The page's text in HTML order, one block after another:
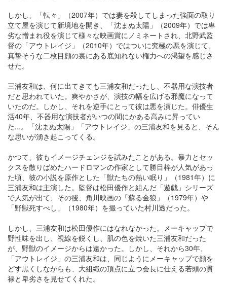
しかし、「転々」（2007年）では妻を殺してしまった強面の取り
立て屋を演じて新境地を開き、「沈まぬ太陽」（2009年）では卑
劣な憎まれ役を演じて様々な映画賞にノミネートされ、北野武監
督の「アウトレイジ」（2010年）ではついに究極の悪を演じて、
真摯そうな二枚目顔の裏にある底知れない権力への渇望を感じさ
せた。
三浦友和は、何に出てきても三浦友和だったし、不器用な演技者
だと思われていた。爽やかさが、演技の幅を広げる邪魔になって
いたのだ。しかし、それを逆手にとって彼は悪を演じた。俳優生
活40年、不器用な演技者がいつの間にかある高みに昇ってい
た...。「沈まぬ太陽」「アウトレイジ」の三浦友和を見ると、そん
な思いが湧き起こってくる。
かつて、彼もイメージチェンジを試みたことがある。暴力とセッ
クスを散りばめたハードロマンの作家として勝目梓が人気があっ
た頃、彼の小説を原作とした「獣たちの熱い眠り」（1981年）に
三浦友和は主演した。監督は松田優作と組んだ「遊戯」シリーズ
で人気が出て、その後、角川映画の「蘇る金狼」（1979年）や
「野獣死すべし」（1980年）を撮っていた村川透だった。
しかし、三浦友和は松田優作にはなれなかった。メーキャップで
野性味を出し、視線を鋭くし、肌の色を焼いた三浦友和だった
が、野獣のイメージからは遠かった。しかし、それから30年、
「アウトレイジ」の三浦友和は、同じようにメーキャップで顔を
どす黒くしながらも、大組織の頂点に立つ会長に仕える若頭の貫
禄と卑劣さを見せてくれた。